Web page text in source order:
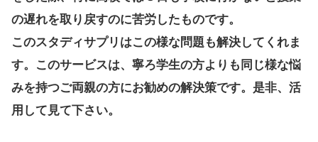
の遅れを取り戻すのに苦労したものです。
このスタディサプリはこの様な問題も解決してくれま
す。このサービスは、寧ろ学生の方よりも同じ様な悩
みを持つご両親の方にお勧めの解決策です。是非、活
用して見て下さい。